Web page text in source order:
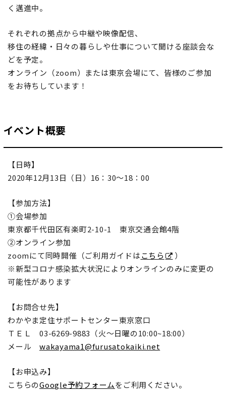
く邁進中。
それぞれの拠点から中継や映像配信、
移住の経緯・日々の暮らしや仕事について聞ける座談会な
どを予定。
オンライン（zoom）または東京会場にて、皆様のご参加
をお待ちしています！
イベント概要
【日時】
2020年12月13日（日）16：30～18：00
【参加方法】
①会場参加
東京都千代田区有楽町2-10-1 東京交通会館4階
②オンライン参加
zoomにて同時開催（ご利用ガイドはこちら
）
※新型コロナ感染拡大状況によりオンラインのみに変更の
可能性があります
【お問合せ先】
わかやま定住サポートセンター東京窓口
ＴＥＬ 03-6269-9883（火～日曜の10:00~18:00）
メール wakayama1@furusatokaiki.net
【お申込み】
こちらのGoogle予約フォームをご利用ください。